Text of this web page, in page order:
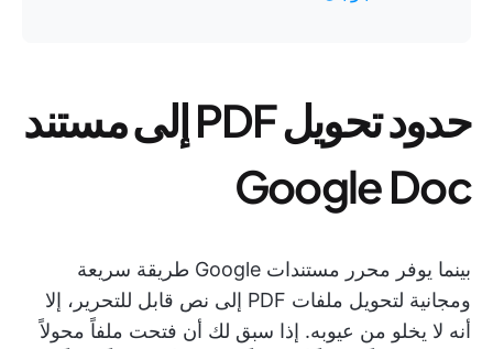
حدود تحويل PDF إلى مستند
Google Doc
بينما يوفر محرر مستندات Google طريقة سريعة
ومجانية لتحويل ملفات PDF إلى نص قابل للتحرير، إلا
أنه لا يخلو من عيوبه. إذا سبق لك أن فتحت ملفاً محولاً